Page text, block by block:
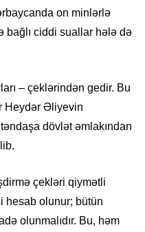
on minlərlə
bağlı ciddi suallar hələ də
– çeklərindən gedir. Bu
Heydər Əliyevin
dövlət əmlakından
çekləri qiymətli
hesab olunur; bütün
olunmalıdır. Bu, həm